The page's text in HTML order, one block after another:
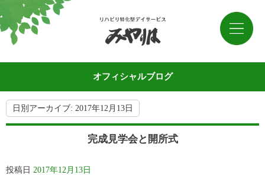
オフィシャルブログ
日別アーカイブ: 2017年12月13日
完成見学会と開所式
投稿日 2017年12月13日